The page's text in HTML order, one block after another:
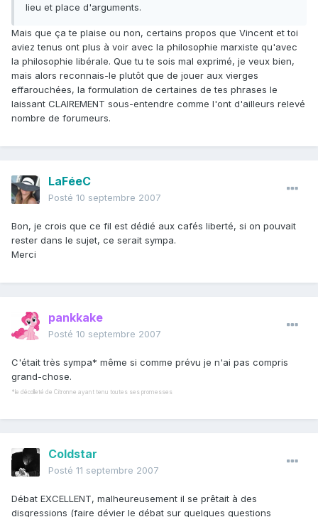
lieu et place d'arguments.
Mais que ça te plaise ou non, certains propos que Vincent et toi
aviez tenus ont plus à voir avec la philosophie marxiste qu'avec
la philosophie libérale. Que tu te sois mal exprimé, je veux bien,
mais alors reconnais-le plutôt que de jouer aux vierges
effarouchées, la formulation de certaines de tes phrases le
laissant CLAIREMENT sous-entendre comme l'ont d'ailleurs relevé
nombre de forumeurs.
LaFéeC
Posté 10 septembre 2007
Bon, je crois que ce fil est dédié aux cafés liberté, si on pouvait
rester dans le sujet, ce serait sympa.
Merci
pankkake
Posté 10 septembre 2007
C'était très sympa* même si comme prévu je n'ai pas compris
grand-chose.
*le décolleté de Citronne ayant tenu toutes ses promesses
Coldstar
Posté 11 septembre 2007
Débat EXCELLENT, malheureusement il se prêtait à des
disgressions (faire dévier le débat sur quelques questions